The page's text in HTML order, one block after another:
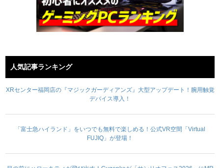
人気記事ランキング
XRセンター福岡店の『マジックガーディアンズ』大型アップデート！腕用触覚
デバイス導入！
「富士急ハイランド」をいつでも無料で楽しめる！公式VR空間「Virtual
FUJIQ」が登場！